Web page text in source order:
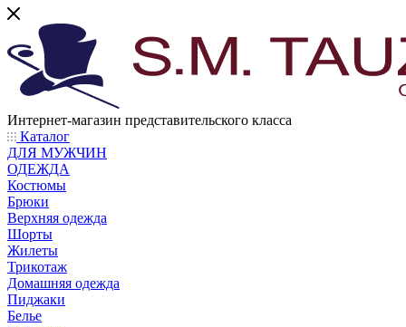
Интернет-магазин представительского класса
Каталог
ДЛЯ МУЖЧИН
ОДЕЖДА
Костюмы
Брюки
Верхняя одежда
Шорты
Жилеты
Трикотаж
Домашняя одежда
Пиджаки
Белье